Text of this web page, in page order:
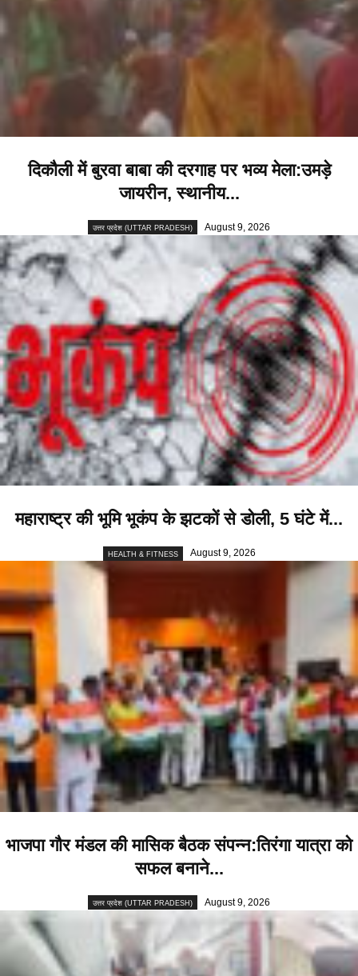
दिकौली में बुरवा बाबा की दरगाह पर भव्य मेला:उमड़े
जायरीन, स्थानीय...
उत्तर प्रदेश (UTTAR PRADESH) August 9, 2026
महाराष्ट्र की भूमि भूकंप के झटकों से डोली, 5 घंटे में...
HEALTH & FITNESS August 9, 2026
भाजपा गौर मंडल की मासिक बैठक संपन्न:तिरंगा यात्रा को
सफल बनाने...
उत्तर प्रदेश (UTTAR PRADESH) August 9, 2026